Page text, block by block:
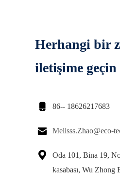
Herhangi bir
iletişime geçin
 86-- 18626217683
 Melisss.Zhao@eco-

Oda 101, Bina 19,
kasabası, Wu